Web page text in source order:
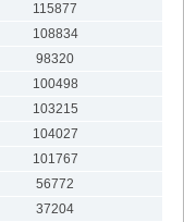
115877
108834
98320
100498
103215
104027
101767
56772
37204